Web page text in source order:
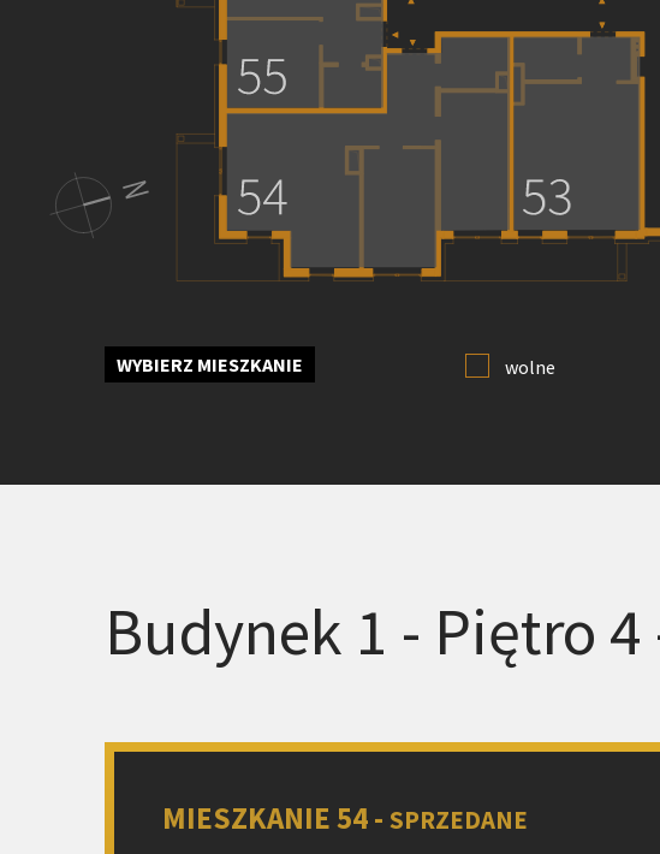
WYBIERZ MIESZKANIE wolne
Budynek 1 - Piętro
MIESZKANIE 54 - SPRZEDANE